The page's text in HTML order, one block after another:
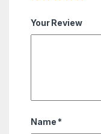
Your Review
Name *